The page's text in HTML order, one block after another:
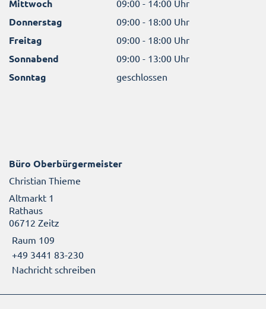
Mittwoch 09:00 - 14:00 Uhr
Donnerstag 09:00 - 18:00 Uhr
Freitag 09:00 - 18:00 Uhr
Sonnabend 09:00 - 13:00 Uhr
Sonntag geschlossen
Büro Oberbürgermeister
Christian Thieme
Altmarkt 1
Rathaus
06712 Zeitz
Raum 109
+49 3441 83-230
Nachricht schreiben